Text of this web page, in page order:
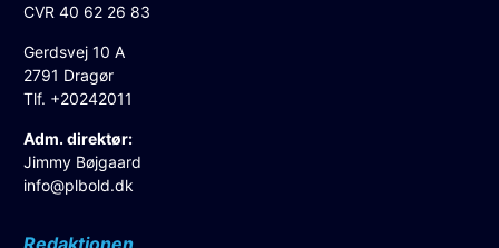
CVR 40 62 26 83
Gerdsvej 10 A
2791 Dragør
Tlf. +20242011
Adm. direktør:
Jimmy Bøjgaard
info@plbold.dk
Redaktionen